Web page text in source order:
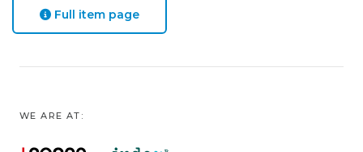
Full item page
WE ARE AT: